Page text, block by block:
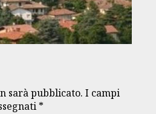
sarà pubblicato. I campi
*